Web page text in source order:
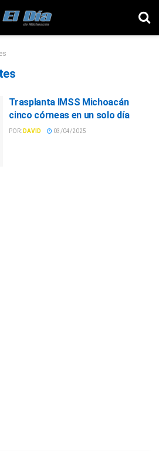
Trasplanta IMSS Michoacán
cinco córneas en un solo día
POR: DAVID 03/04/2025